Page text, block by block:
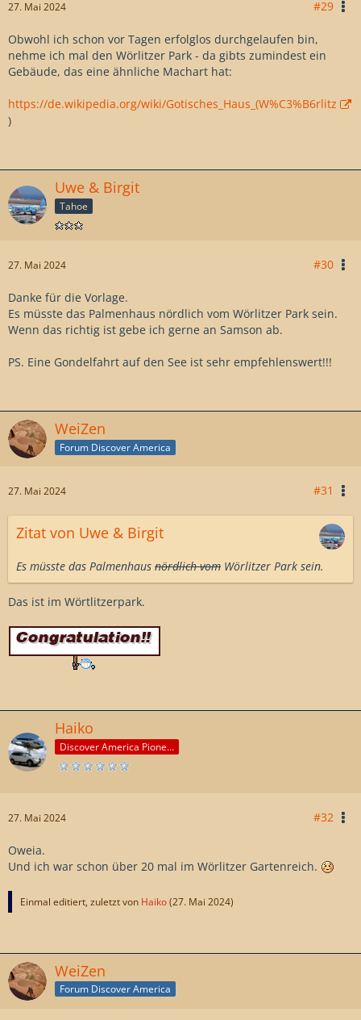
27. Mai 2024 #29
Obwohl ich schon vor Tagen erfolglos durchgelaufen bin,
nehme ich mal den Wörlitzer Park - da gibts zumindest ein
Gebäude, das eine ähnliche Machart hat:
https://de.wikipedia.org/wiki/Gotisches_Haus_(W%C3%B6rlitz
)
Uwe & Birgit
Tahoe
27. Mai 2024 #30
Danke für die Vorlage.
Es müsste das Palmenhaus nördlich vom Wörlitzer Park sein.
Wenn das richtig ist gebe ich gerne an Samson ab.
PS. Eine Gondelfahrt auf den See ist sehr empfehlenswert!!!
WeiZen
Forum Discover America
27. Mai 2024 #31
Zitat von Uwe & Birgit
Es müsste das Palmenhaus nördlich vom Wörlitzer Park sein.
Das ist im Wörtlitzerpark.
Haiko
Discover America Pioneer
27. Mai 2024 #32
Oweia.
Und ich war schon über 20 mal im Wörlitzer Gartenreich.
Einmal editiert, zuletzt von Haiko(27. Mai 2024)
WeiZen
Forum Discover America